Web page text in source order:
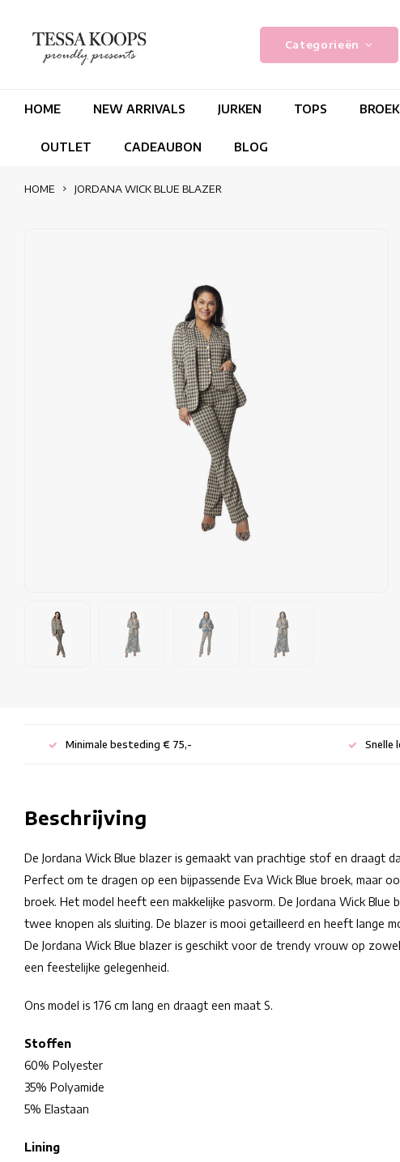
Categorieën
HOME NEW ARRIVALS JURKEN TOPS
OUTLET CADEAUBON BLOG
HOME JORDANA WICK BLUE BLAZER
Minimale besteding € 75,- Snelle
Beschrijving
De Jordana Wick Blue blazer is gemaakt van prachtige stof en draagt
Perfect om te dragen op een bijpassende Eva Wick Blue broek, maar
broek. Het model heeft een makkelijke pasvorm. De Jordana Wick
twee knopen als sluiting. De blazer is mooi getailleerd en heeft lange
De Jordana Wick Blue blazer is geschikt voor de trendy vrouw op
een feestelijke gelegenheid.
Ons model is 176 cm lang en draagt een maat S.
Stoffen
60% Polyester
35% Polyamide
5% Elastaan
Lining